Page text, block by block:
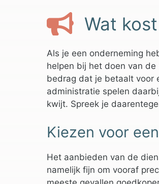
Wat
Als je een onderneming
helpen bij het doen van
bedrag dat je betaalt voor
administratie spelen
kwijt. Spreek je
Kiezen voor
Het aanbieden van de
namelijk fijn om vooraf